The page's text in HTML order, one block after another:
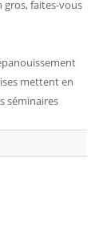
faites-vous
mettent en
séminaires